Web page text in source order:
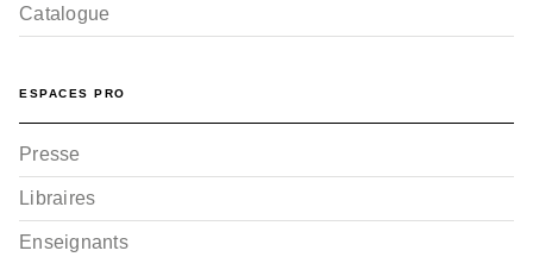
Catalogue
ESPACES PRO
Presse
Libraires
Enseignants